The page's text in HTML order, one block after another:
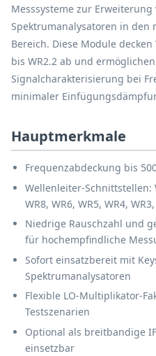
Messsysteme zur Erweiterung
Spektrumanalysatoren in den
Bereich. Diese Module
bis WR2.2 ab und
Signalcharakterisierung bei
minimaler
Hauptmerkmale
Frequenzabdeckung bis
Wellenleiter-Schnittstellen:
WR8, WR6, WR5, WR4,
Niedrige Rauschzahl und
für hochempfindliche
Sofort einsatzbereit mit
Spektrumanalysatoren
Flexible LO-Multiplikator-
Testszenarien
Optional als breitbandige
einsetzbar